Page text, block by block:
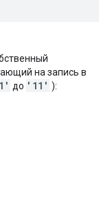
на запись в
до '11' ):